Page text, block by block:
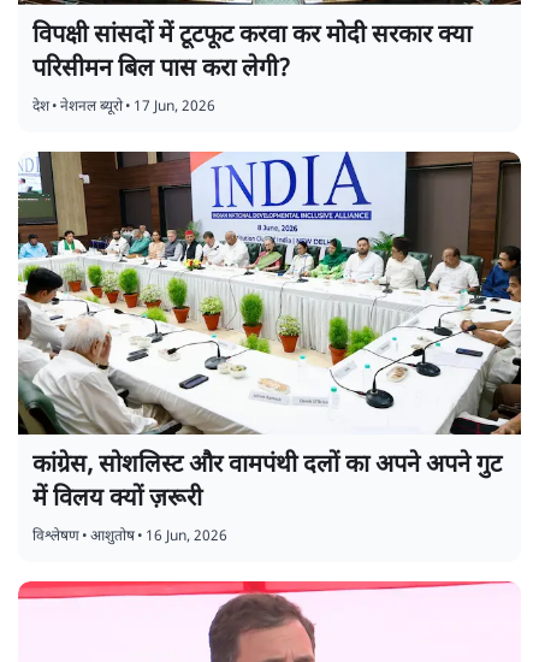
विपक्षी सांसदों में टूटफूट करवा कर मोदी सरकार क्या
परिसीमन बिल पास करा लेगी?
देश•नेशनल ब्यूरो• 17 Jun, 2026
कांग्रेस, सोशलिस्ट और वामपंथी दलों का अपने अपने गुट
में विलय क्यों ज़रूरी
विश्लेषण•आशुतोष• 16 Jun, 2026